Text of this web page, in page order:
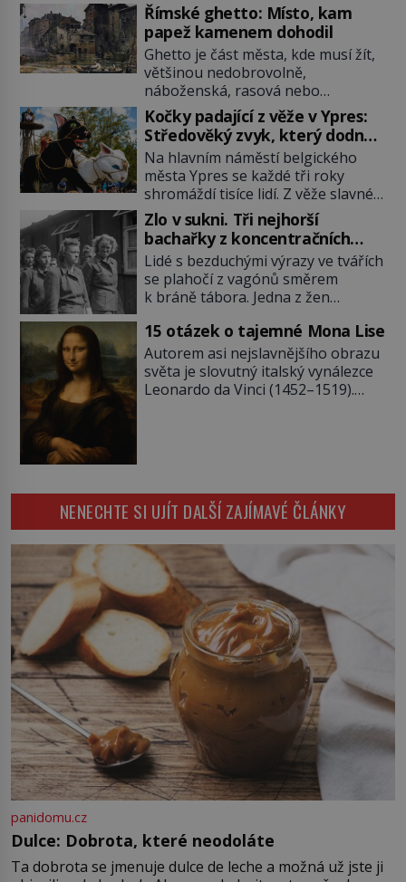
Římské ghetto: Místo, kam
papež kamenem dohodil
Ghetto je část města, kde musí žít,
většinou nedobrovolně,
náboženská, rasová nebo
národnostní menšina obyvatel.
Bohaté historické zkušenosti mají s
takovým životem Židé. Už od
středověku jsou totiž v každou
chvíli nuceni v nějakém žít. Mezi ty
nejslavnější patří i římské ghetto
založené v roce 1555. Pokud jde o
vztah k Židům, nemá se Řím čím
chlubit. […]
Kočky padající z věže v Ypres:
Středověký zvyk, který dodnes
budí rozpaky
Na hlavním náměstí belgického
města Ypres se každé tři roky
shromáždí tisíce lidí. Z věže slavné
tržnice létají do davu kočky, diváci
jásají a snaží se je chytit. Naštěstí
už nejde o živá zvířata, ale jenom o
plyšové suvenýry. Kdysi to ale bylo
jinak. Tato veselá podívaná
připomíná jeden z nejpodivnějších
a zároveň nejkrutějších zvyků […]
Zlo v sukni. Tři nejhorší
bachařky z koncentračních
táborů
Lidé s bezduchými výrazy ve tvářích
se plahočí z vagónů směrem
k bráně tábora. Jedna z žen
jejich oči se setkají. Místo soucitu
však přichází gesto, které
nebožačku posílá rovnou do
plynové komory. Jména jako Rudolf
15 otázek o tajemné Mona Lise
Autorem asi nejslavnějšího obrazu
světa je slovutný italský vynálezce
Leonardo da Vinci (1452–1519).
Napoleon Bonaparte (1769–1821)
má pro malbu slabost, a tak si ji
ještě jako první konzul přemístí do
své ložnice v Tuilerisjkém […]
NENECHTE SI UJÍT DALŠÍ ZAJÍMAVÉ ČLÁNKY
panidomu.cz
Dulce: Dobrota, které neodoláte
Ta dobrota se jmenuje dulce de leche a možná už jste ji